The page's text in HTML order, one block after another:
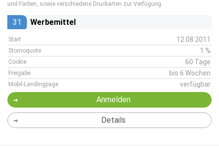
und Farben, sowie verschiedene Druckarten zur Verfügung.
31 Werbemittel
Start 12.08.2011
Stornoquote 1 %
Cookie 60 Tage
Freigabe bis 6 Wochen
Mobil-Landingpage verfügbar
Anmelden
Details